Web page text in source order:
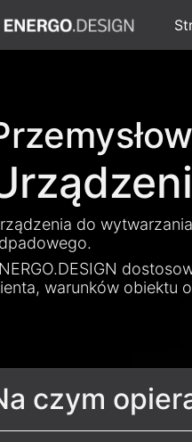
do
warunków obiektu
czym